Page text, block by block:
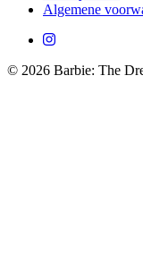
Algemene
© 2026 Barbie: The